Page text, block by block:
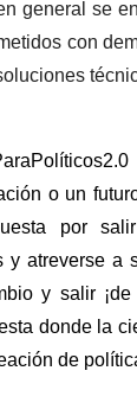
general se
con
o un
por
y atreverse a
y salir ¡de
donde la
de